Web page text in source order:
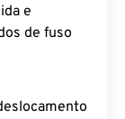
e
de fuso